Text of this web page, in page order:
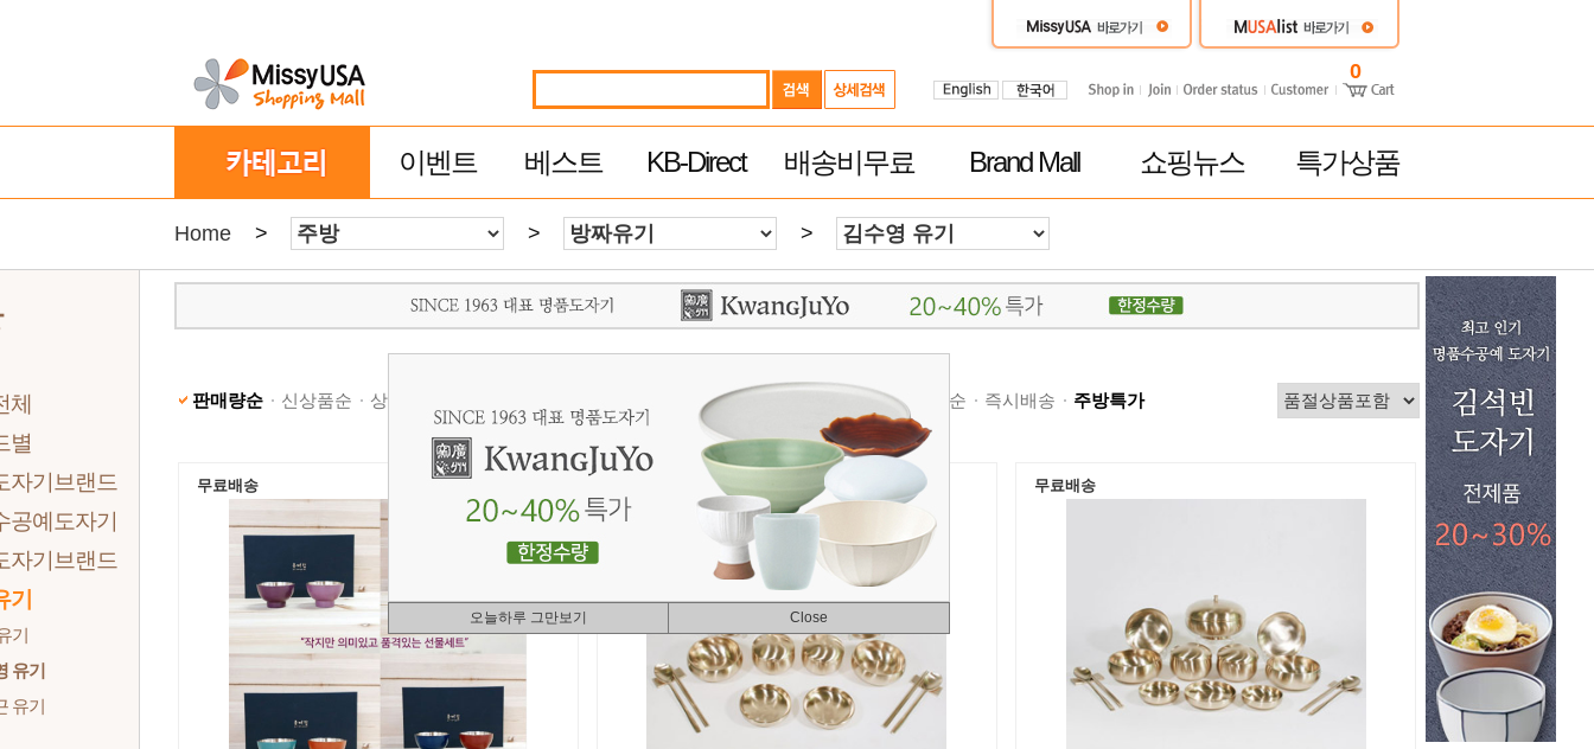
0
이벤트 베스트 KB-Direct 배송비무료 Brand Mall 쇼핑뉴스 특가상품
Home > > >
체
별
자기브랜드
공예도자기
자기브랜드
기
기
유기
유기
오늘하루 그만보기 Close
판매량순 신상품순 상품명순 제품평 많은순 빠른 배송순 추천순 즉시배송 주방특가
무료배송 무료배송